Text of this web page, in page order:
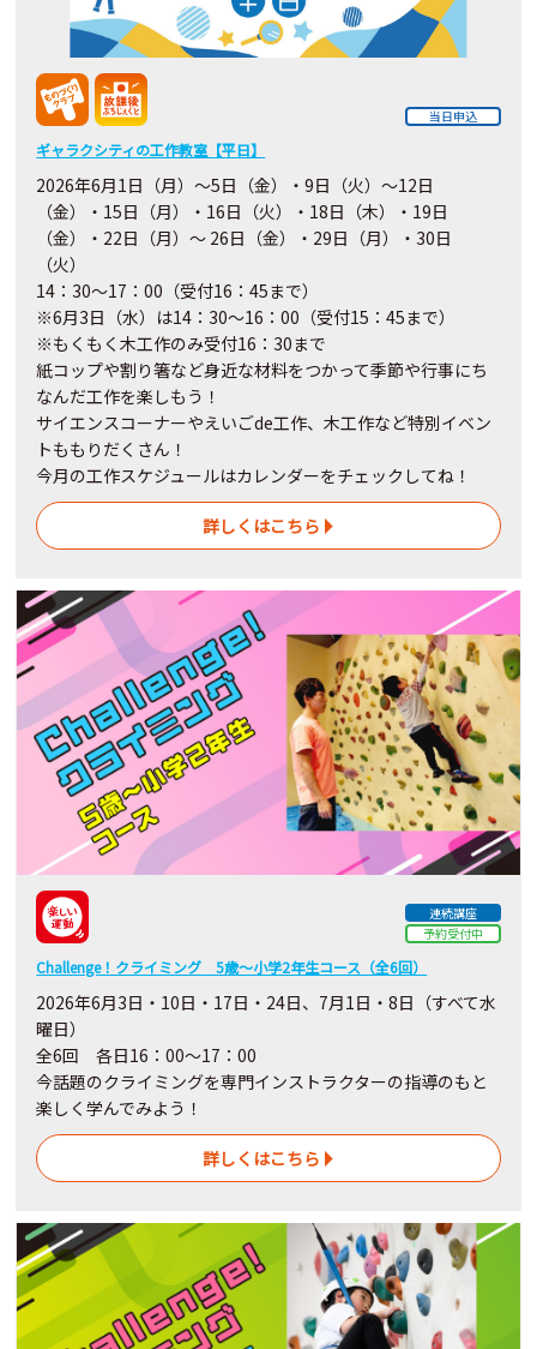
当日申込
ギャラクシティの工作教室【平日】
2026年6月1日（月）～5日（金）・9日（火）～12日
（金）・15日（月）・16日（火）・18日（木）・19日
（金）・22日（月）～ 26日（金）・29日（月）・30日
（火）
14：30～17：00（受付16：45まで）
※6月3日（水）は14：30～16：00（受付15：45まで）
※もくもく木工作のみ受付16：30まで
紙コップや割り箸など身近な材料をつかって季節や行事にち
なんだ工作を楽しもう！
サイエンスコーナーやえいごde工作、木工作など特別イベン
トももりだくさん！
今月の工作スケジュールはカレンダーをチェックしてね！
詳しくはこちら
連続講座
予約受付中
Challenge！クライミング 5歳～小学2年生コース（全6回）
2026年6月3日・10日・17日・24日、7月1日・8日（すべて水
曜日）
全6回 各日16：00～17：00
今話題のクライミングを専門インストラクターの指導のもと
楽しく学んでみよう！
詳しくはこちら